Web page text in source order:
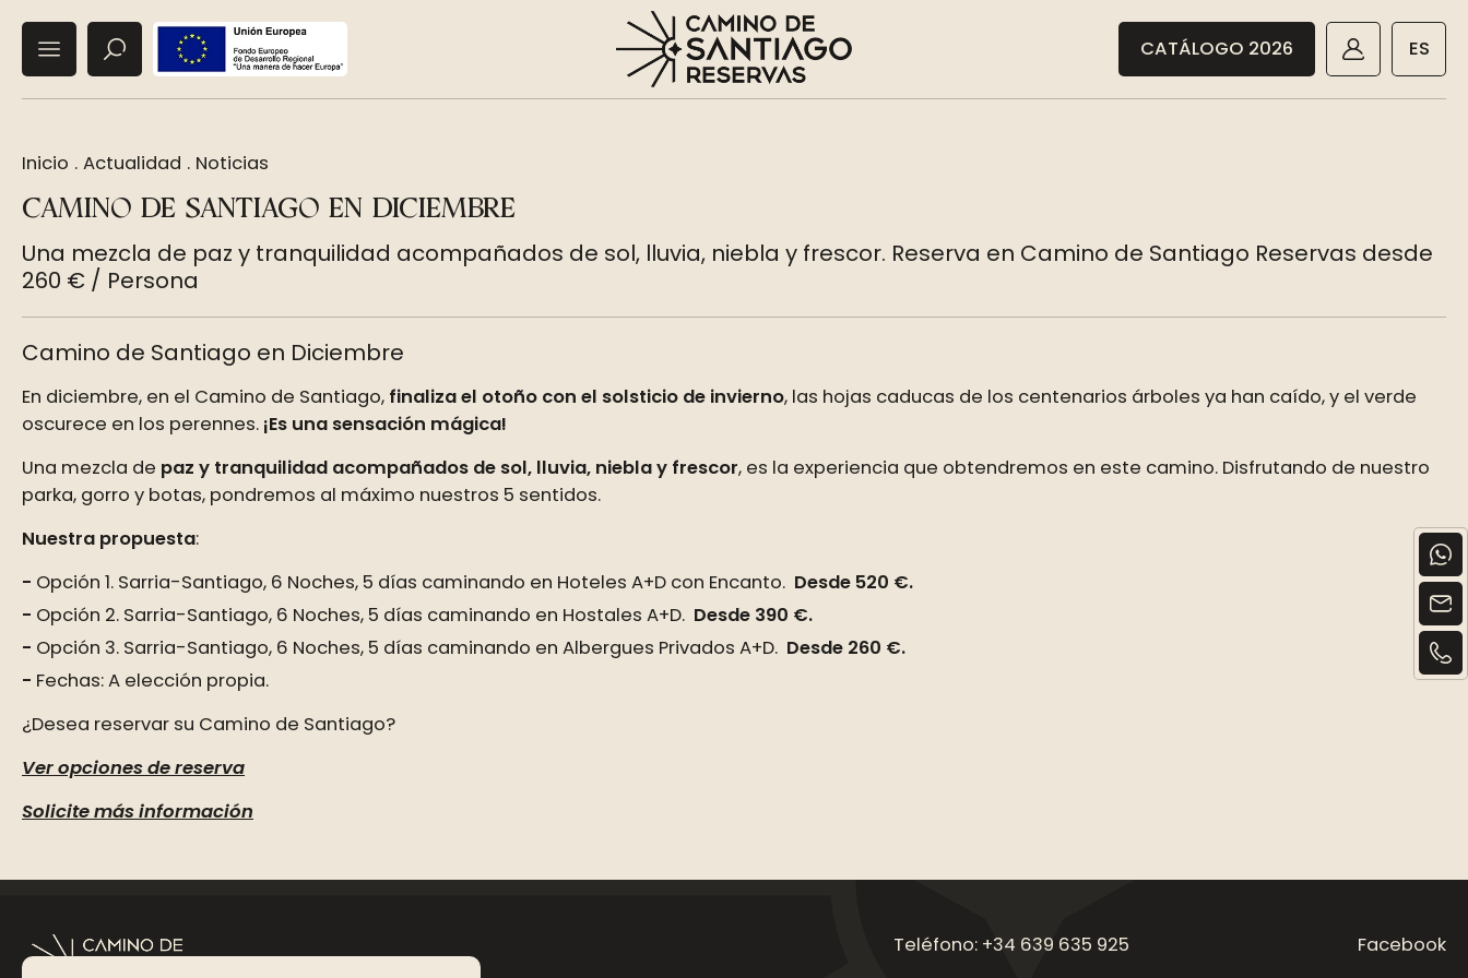
CATÁLOGO 2026 ES
Inicio . Actualidad . Noticias
CAMINO DE SANTIAGO EN DICIEMBRE
Una mezcla de paz y tranquilidad acompañados de sol, lluvia, niebla y frescor. Reserva en Camino de Santiago Reservas desde
260 € / Persona
Camino de Santiago en Diciembre
En diciembre, en el Camino de Santiago, finaliza el otoño con el solsticio de invierno, las hojas caducas de los centenarios árboles ya han caído, y el verde
oscurece en los perennes. ¡Es una sensación mágica!
Una mezcla de paz y tranquilidad acompañados de sol, lluvia, niebla y frescor, es la experiencia que obtendremos en este camino. Disfrutando de nuestro
parka, gorro y botas, pondremos al máximo nuestros 5 sentidos.
Nuestra propuesta:
Opción 1. Sarria-Santiago, 6 Noches, 5 días caminando en Hoteles A+D con Encanto. Desde 520 €.
Opción 2. Sarria-Santiago, 6 Noches, 5 días caminando en Hostales A+D. Desde 390 €.
Opción 3. Sarria-Santiago, 6 Noches, 5 días caminando en Albergues Privados A+D. Desde 260 €.
Fechas: A elección propia.
¿Desea reservar su Camino de Santiago?
Ver opciones de reserva
Solicite más información
Teléfono: +34 639 635 925
Facebook